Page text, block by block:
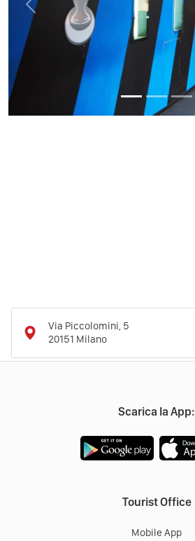
Previous
Via Piccolomini, 5
20151 Milano
Scarica la App:
Tourist Office
Mobile App